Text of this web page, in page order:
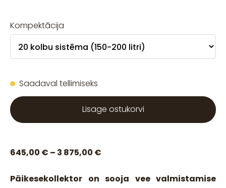
Kompektācija
Saadaval tellimiseks
Lisage ostukorvi
645,00 € – 3 875,00 €
Päikesekollektor on sooja vee valmistamise